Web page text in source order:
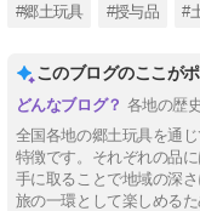
#郷土玩具 #授与品 #
このブログのここが
各地の歴
全国各地の郷土玩具を通
特徴です。それぞれの品
手に取ることで地域の深
旅の一環として楽しめる